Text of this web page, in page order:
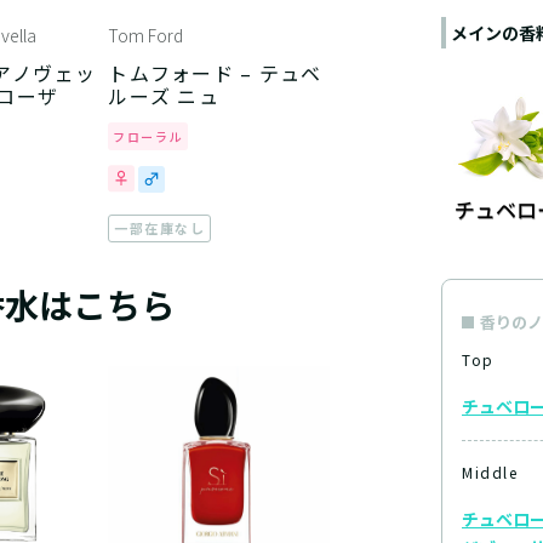
メインの香
香りの
Top
チュベロ
Middle
チュベロ
ノヴェッ
ーザ
Tom Ford
トムフォード – テュベ
ルーズ ニュ
フローラル
一部在庫なし
はこちら